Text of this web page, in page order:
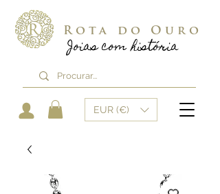
Joias com história
Rota do Ouro
EUR (€)